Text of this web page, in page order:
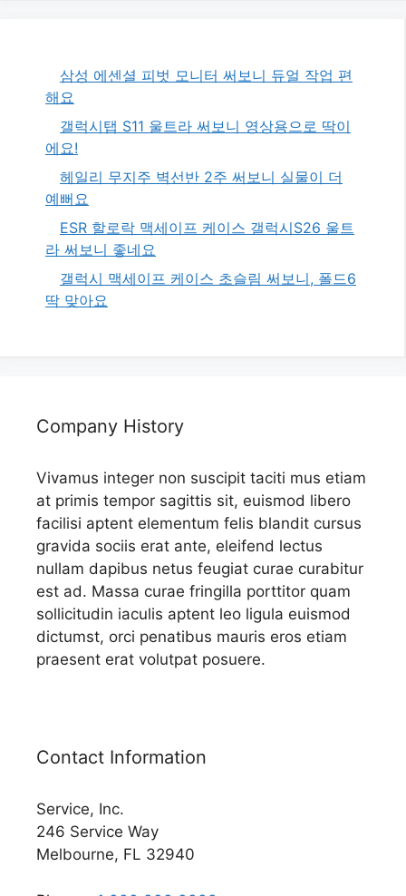
삼성 에센셜 피벗 모니터 써보니 듀얼 작업 편
해요
갤럭시탭 S11 울트라 써보니 영상용으로 딱이
에요!
헤일리 무지주 벽선반 2주 써보니 실물이 더
예뻐요
ESR 할로락 맥세이프 케이스 갤럭시S26 울트
라 써보니 좋네요
갤럭시 맥세이프 케이스 초슬림 써보니, 폴드6
딱 맞아요
Company History
Vivamus integer non suscipit taciti mus etiam
at primis tempor sagittis sit, euismod libero
facilisi aptent elementum felis blandit cursus
gravida sociis erat ante, eleifend lectus
nullam dapibus netus feugiat curae curabitur
est ad. Massa curae fringilla porttitor quam
sollicitudin iaculis aptent leo ligula euismod
dictumst, orci penatibus mauris eros etiam
praesent erat volutpat posuere.
Contact Information
Service, Inc.
246 Service Way
Melbourne, FL 32940